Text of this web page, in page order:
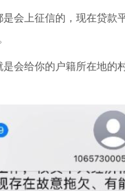
会上征信的，现在贷
会给你的户籍所在地